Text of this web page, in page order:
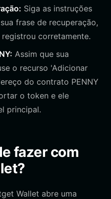
Siga as instruções
frase de recuperação,
corretamente.
Assim que sua
o recurso 'Adicionar
do contrato PENNY
o token e ele
principal.
fazer com
Wallet abre uma